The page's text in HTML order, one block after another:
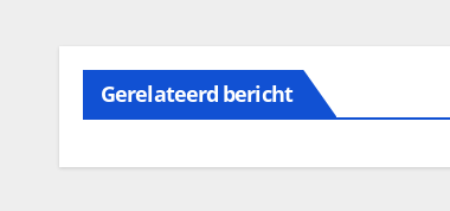
Gerelateerd bericht